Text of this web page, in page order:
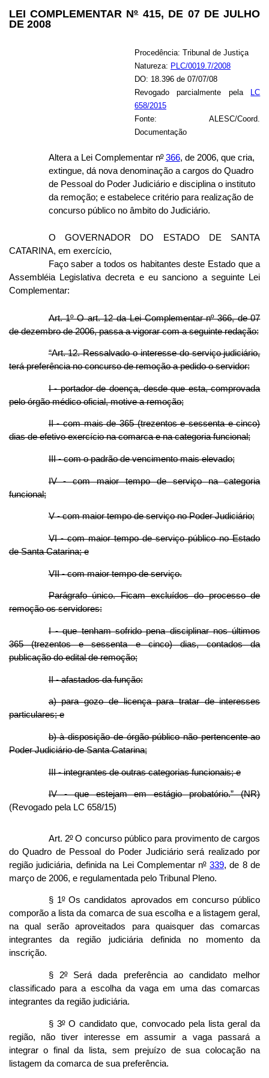
LEI COMPLEMENTAR Nº415, DE 07 DE JULHO
DE 2008
Procedência: Tribunal de Justiça
Natureza: PLC/0019.7/2008
DO: 18.396 de 07/07/08
Revogado parcialmente pela
LC
658/2015
Fonte: ALESC/Coord.
Documentação
Altera a Lei Complementar nº 366, de 2006, que cria,
extingue, dá nova denominação a cargos do Quadro
de Pessoal do Poder Judiciário e disciplina o instituto
da remoção; e estabelece critério para realização de
concurso público no âmbito do Judiciário.
O GOVERNADOR DO ESTADO DE SANTA
CATARINA, em exercício,
Faço saber a todos os habitantes deste Estado que a
Assembléia Legislativa decreta e eu sanciono a seguinte Lei
Complementar:
Art. 1º O art. 12 da Lei Complementar nº 366, de 07
de dezembro de 2006, passa a vigorar com a seguinte redação:
“Art. 12. Ressalvado o interesse do serviço judiciário,
terá preferência no concurso de remoção a pedido o servidor:
I - portador de doença, desde que esta, comprovada
pelo órgão médico oficial, motive a remoção;
II - com mais de 365 (trezentos e sessenta e cinco)
dias de efetivo exercício na comarca e na categoria funcional;
III - com o padrão de vencimento mais elevado;
IV - com maior tempo de serviço na categoria
funcional;
V - com maior tempo de serviço no Poder Judiciário;
VI - com maior tempo de serviço público no Estado
de Santa Catarina; e
VII - com maior tempo de serviço.
Parágrafo único. Ficam excluídos do processo de
remoção os servidores:
I - que tenham sofrido pena disciplinar nos últimos
365 (trezentos e sessenta e cinco) dias, contados da
publicação do edital de remoção;
II - afastados da função:
a) para gozo de licença para tratar de interesses
particulares; e
b) à disposição de órgão público não pertencente ao
Poder Judiciário de Santa Catarina;
III - integrantes de outras categorias funcionais; e
IV - que estejam em estágio probatório.” (NR)
(Revogado pela LC 658/15)
Art. 2ºO concurso público para provimento de cargos
do Quadro de Pessoal do Poder Judiciário será realizado por
região judiciária, definida na Lei Complementar nº 339, de 8 de
março de 2006, e regulamentada pelo Tribunal Pleno.
§ 1ºOs candidatos aprovados em concurso público
comporão a lista da comarca de sua escolha e a listagem geral,
na qual serão aproveitados para quaisquer das comarcas
integrantes da região judiciária definida no momento da
inscrição.
§ 2ºSerá dada preferência ao candidato melhor
classificado para a escolha da vaga em uma das comarcas
integrantes da região judiciária.
§ 3ºO candidato que, convocado pela lista geral da
região, não tiver interesse em assumir a vaga passará a
integrar o final da lista, sem prejuízo de sua colocação na
listagem da comarca de sua preferência.